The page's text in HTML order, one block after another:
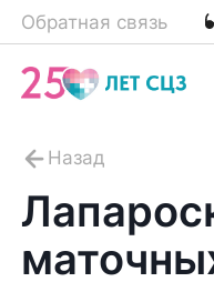
Обратная связь